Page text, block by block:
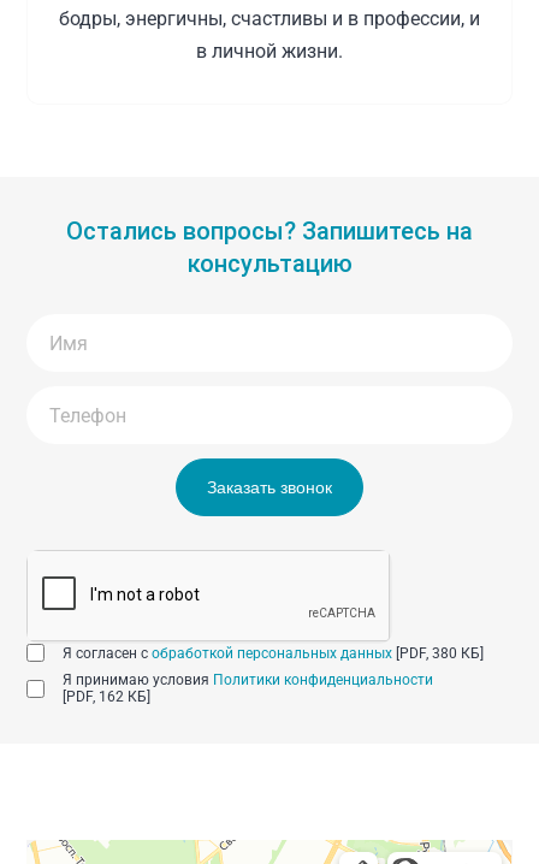
бодры, энергичны, счастливы и в профессии, и
в личной жизни.
Остались вопросы? Запишитесь на
консультацию
Заказать звонок
Я согласен собработкой персональных данных [PDF, 380 КБ]
Я принимаю условия Политики конфиденциальности
[PDF, 162 КБ]